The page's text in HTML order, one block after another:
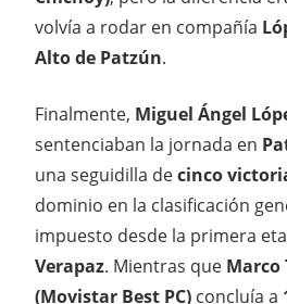
volvía a rodar en compañía
Alto de Patzún.
Finalmente, Miguel Ángel
sentenciaban la jornada en
una seguidilla decinco
dominio en la clasificación
impuesto desde la primera
Verapaz. Mientras que Marco
(Movistar Best PC) concluía a